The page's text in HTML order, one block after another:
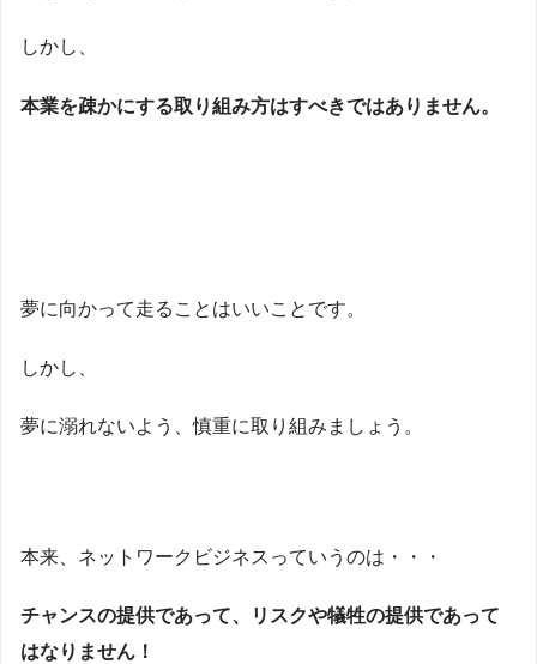
しかし、
本業を疎かにする取り組み方はすべきではありません。
夢に向かって走ることはいいことです。
しかし、
夢に溺れないよう、慎重に取り組みましょう。
本来、ネットワークビジネスっていうのは・・・
チャンスの提供であって、リスクや犠牲の提供であって
はなりません！